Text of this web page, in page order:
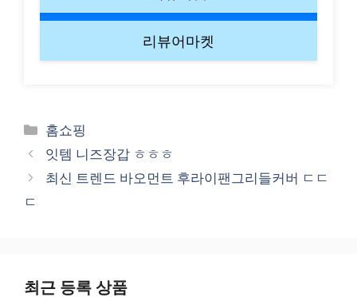
리뷰어마켓
Categories
홈쇼핑
잇템 니즈장갑 ㅎㅎㅎ
최신 트렌드 바오먼트 후라이팬그리들커버 ㄷㄷ
ㄷ
최근 등록 상품